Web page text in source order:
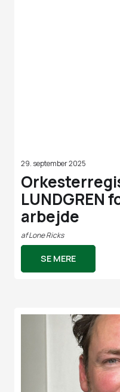
29. september 2025
arbejde
afLone Ricks
SE MERE